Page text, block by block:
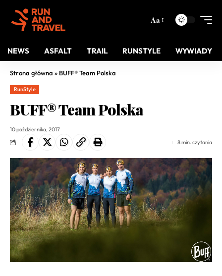
Aa
NEWS ASFALT TRAIL RUNSTYLE WYWIADY
Strona główna » BUFF® Team Polska
RunStyle
BUFF® Team Polska
10 października, 2017
8 min. czytania